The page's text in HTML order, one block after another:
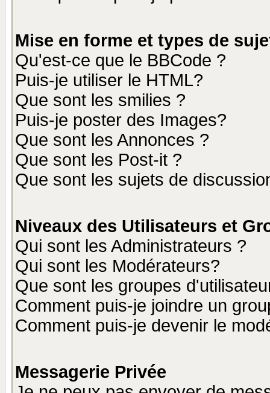
Mise en forme et types de
Qu'est-ce que le BBCode ?
Puis-je utiliser le HTML?
Que sont les smilies ?
Puis-je poster des Images?
Que sont les Annonces ?
Que sont les Post-it ?
Que sont les sujets de
Niveaux des Utilisateurs et
Qui sont les Administrateurs ?
Qui sont les Modérateurs?
Que sont les groupes
Comment puis-je joindre un
Comment puis-je devenir le
Messagerie Privée